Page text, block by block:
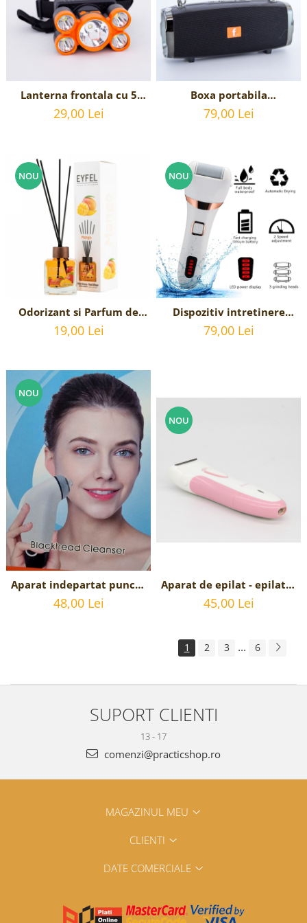
Lanterna frontala cu 5
LED-uri si acumulator,
incarcare USB
29,00 Lei
Boxa portabila
Bluetooth,Radio, USB,
card, radio FM, USB
79,00 Lei
NOU
Odorizant si Parfum de
camera cu betisoare
aroma de MANGO 120 ml,
19,00 Lei
NOU
Dispozitiv intretinere
picioare -Pila electrica
pentru calcaie si talpi,
79,00 Lei
NOU
Aparat indepartat puncte
negre si cosuri, cu 3 viteze
de extractie
48,00 Lei
NOU
Aparat de epilat - epilator
portabil kemei
45,00 Lei
1 2 3 ... 6
SUPORT CLIENTI
13 - 17
comenzi@practicshop.ro
MAGAZINUL MEU
CLIENTI
DATE COMERCIALE